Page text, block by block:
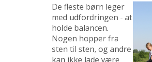
De fleste børn leger
med udfordringen - at
holde balancen.
Nogen hopper fra
sten til sten, og andre
kan ikke lade være